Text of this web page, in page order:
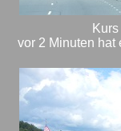
vor 2 Minuten hat